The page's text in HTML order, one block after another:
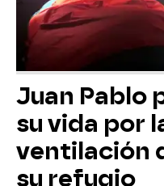
Juan Pablo
su vida por
ventilación
su refugio